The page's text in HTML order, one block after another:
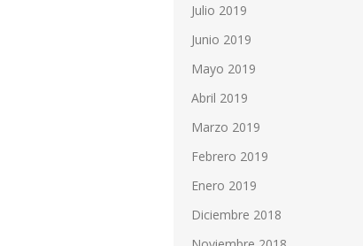
Julio 2019
Junio 2019
Mayo 2019
Abril 2019
Marzo 2019
Febrero 2019
Enero 2019
Diciembre 2018